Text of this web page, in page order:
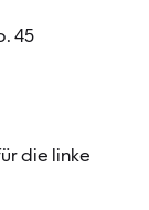
45
die linke